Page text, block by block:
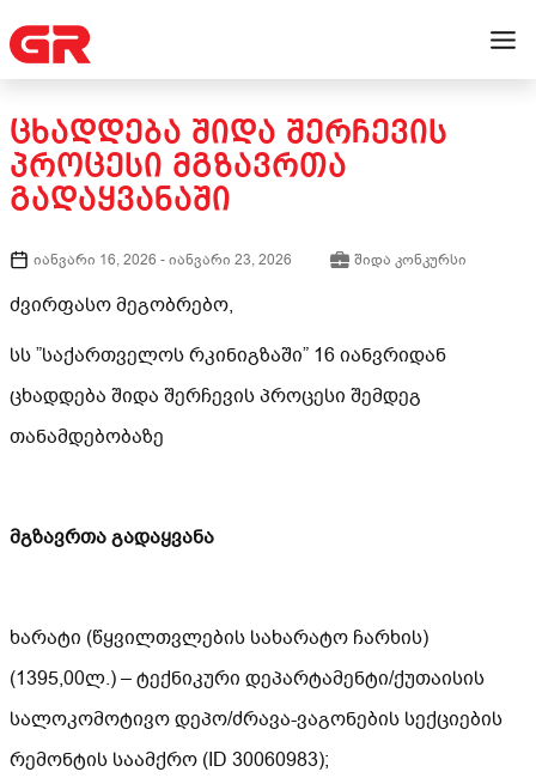
ᲪᲮᲐᲓᲓᲔᲑᲐ ᲨᲘᲓᲐ ᲨᲔᲠᲩᲔᲕᲘᲡ
ᲞᲠᲝᲪᲔᲡᲘ ᲛᲒᲖᲐᲕᲠᲗᲐ
ᲒᲐᲓᲐᲧᲕᲐᲜᲐᲨᲘ
იანვარი 16, 2026 -იანვარი 23, 2026 შიდა კონკურსი
ძვირფასო მეგობრებო,
სს ”საქართველოს რკინიგზაში” 16 იანვრიდან
ცხადდება შიდა შერჩევის პროცესი შემდეგ
თანამდებობაზე
მგზავრთა გადაყვანა
ხარატი (წყვილთვლების სახარატო ჩარხის)
(1395,00ლ.) – ტექნიკური დეპარტამენტი/ქუთაისის
სალოკომოტივო დეპო/ძრავა-ვაგონების სექციების
რემონტის საამქრო (ID 30060983);